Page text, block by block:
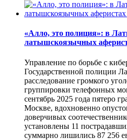
«Алло, это полиция»: в
латышскоязычных
Управление по борьбе с
Государственной полиции
расследование громкого
группировки телефонных
сентябрь 2025 года пятеро
Москве, вдохновенно
доверчивых
установлены 11
суммарно лишились 87 256